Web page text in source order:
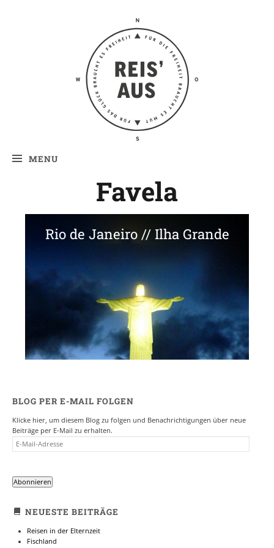
Reis' aus –
Reiseblog
MENU
Favela
Rio de Janeiro // Ilha Grande
BLOG PER E-MAIL FOLGEN
Klicke hier, um diesem Blog zu folgen und Benachrichtigungen über neue
Beiträge per E-Mail zu erhalten.
E-
MAIL-
Abonnieren
NEUESTE BEITRÄGE
Reisen in der Elternzeit
Fischland